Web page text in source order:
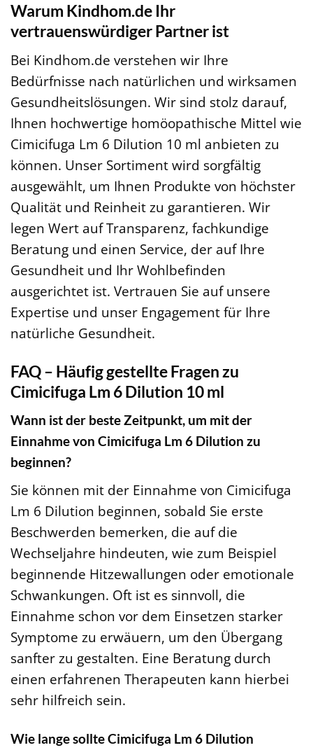
Warum Kindhom.de Ihr
vertrauenswürdiger Partner ist
Bei Kindhom.de verstehen wir Ihre
Bedürfnisse nach natürlichen und wirksamen
Gesundheitslösungen. Wir sind stolz darauf,
Ihnen hochwertige homöopathische Mittel wie
Cimicifuga Lm 6 Dilution 10 ml anbieten zu
können. Unser Sortiment wird sorgfältig
ausgewählt, um Ihnen Produkte von höchster
Qualität und Reinheit zu garantieren. Wir
legen Wert auf Transparenz, fachkundige
Beratung und einen Service, der auf Ihre
Gesundheit und Ihr Wohlbefinden
ausgerichtet ist. Vertrauen Sie auf unsere
Expertise und unser Engagement für Ihre
natürliche Gesundheit.
FAQ – Häufig gestellte Fragen zu
Cimicifuga Lm 6 Dilution 10 ml
Wann ist der beste Zeitpunkt, um mit der
Einnahme von Cimicifuga Lm 6 Dilution zu
beginnen?
Sie können mit der Einnahme von Cimicifuga
Lm 6 Dilution beginnen, sobald Sie erste
Beschwerden bemerken, die auf die
Wechseljahre hindeuten, wie zum Beispiel
beginnende Hitzewallungen oder emotionale
Schwankungen. Oft ist es sinnvoll, die
Einnahme schon vor dem Einsetzen starker
Symptome zu erwäuern, um den Übergang
sanfter zu gestalten. Eine Beratung durch
einen erfahrenen Therapeuten kann hierbei
sehr hilfreich sein.
Wie lange sollte Cimicifuga Lm 6 Dilution